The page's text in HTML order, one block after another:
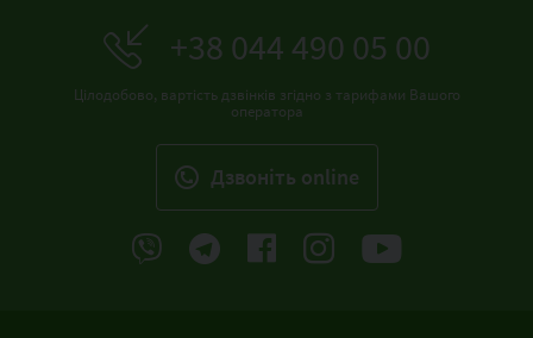
+38 044 490 05 00
Цілодобово, вартість дзвінків згідно з тарифами Вашого
оператора
Дзвонiть online